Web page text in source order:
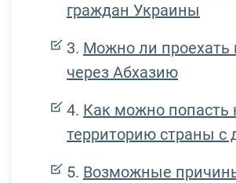
граждан Украины
Можно ли проехать
через Абхазию
Как можно попасть
территорию страны с
Возможные